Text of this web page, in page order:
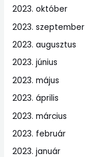
2023. október
2023. szeptember
2023. augusztus
2023. június
2023. május
2023. április
2023. március
2023. február
2023. január